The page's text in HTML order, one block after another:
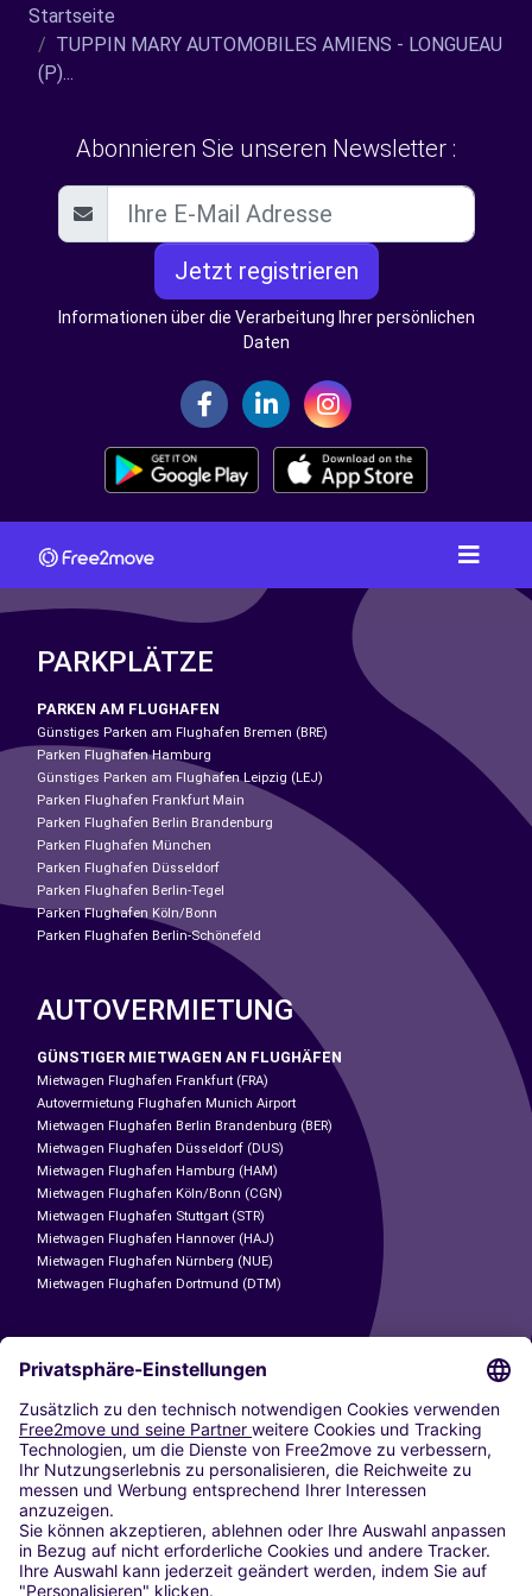
Startseite
TUPPIN MARY AUTOMOBILES AMIENS - LONGUEAU
(P)...
Abonnieren Sie unseren Newsletter :
Jetzt registrieren
Informationen über die Verarbeitung Ihrer persönlichen
Daten
PARKPLÄTZE
PARKEN AM FLUGHAFEN
Günstiges Parken am Flughafen Bremen (BRE)
Parken Flughafen Hamburg
Günstiges Parken am Flughafen Leipzig (LEJ)
Parken Flughafen Frankfurt Main
Parken Flughafen Berlin Brandenburg
Parken Flughafen München
Parken Flughafen Düsseldorf
Parken Flughafen Berlin-Tegel
Parken Flughafen Köln/Bonn
Parken Flughafen Berlin-Schönefeld
AUTOVERMIETUNG
GÜNSTIGER MIETWAGEN AN FLUGHÄFEN
Mietwagen Flughafen Frankfurt (FRA)
Autovermietung Flughafen Munich Airport
Mietwagen Flughafen Berlin Brandenburg (BER)
Mietwagen Flughafen Düsseldorf (DUS)
Mietwagen Flughafen Hamburg (HAM)
Mietwagen Flughafen Köln/Bonn (CGN)
Mietwagen Flughafen Stuttgart (STR)
Mietwagen Flughafen Hannover (HAJ)
Mietwagen Flughafen Nürnberg (NUE)
Mietwagen Flughafen Dortmund (DTM)
CARSHARING
UNSERE STÄDTE
Paris
Madrid
Washington DC
Mailand
Rom
Turin
Wien
Berlin